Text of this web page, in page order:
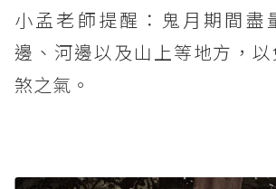
小孟老師提醒：鬼月期間盡
邊、河邊以及山上等地方，
煞之氣。